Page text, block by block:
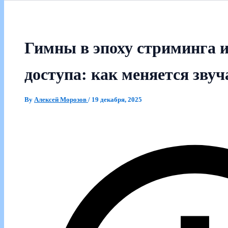
Гимны в эпоху стриминга
доступа: как меняется
By Алексей Морозов / 19 декабря, 2025